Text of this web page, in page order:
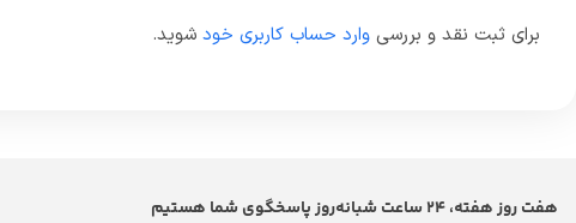
برای ثبت نقد و بررسی وارد حساب کاربری خود شوید.
هفت روز هفته، 24 ساعت شبانه‌روز پاسخگوی شما هستیم